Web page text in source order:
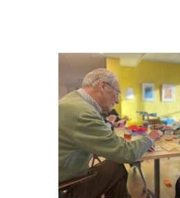
ORGANISATIE
VRIJWILLIGERS & STAGIAIRES
CONTACT